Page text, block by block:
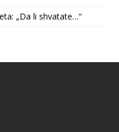
„Da li shvatate…“